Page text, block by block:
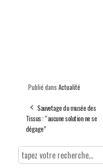
Publié dans Actualité
Sauvetage du musée des
Tissus : “aucune solution ne se
dégage”